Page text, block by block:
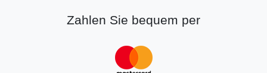
Zahlen Sie bequem per